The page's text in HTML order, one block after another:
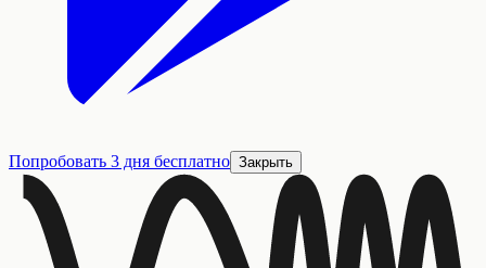
Попробовать 3 дня бесплатно Закрыть